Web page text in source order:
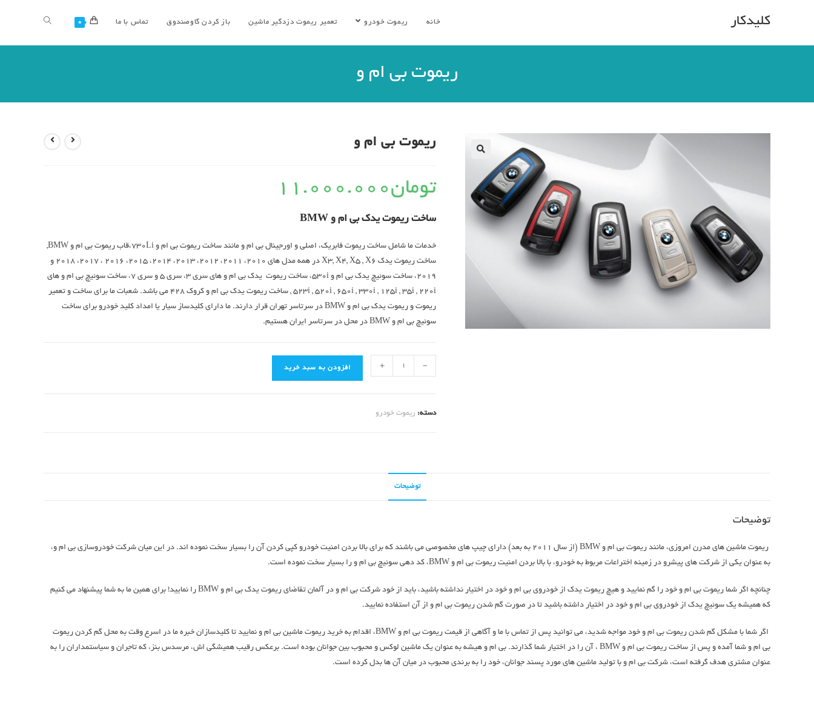
کلیدکار خانه ریموت خودرو تعمیر ریموت دزدگیر ماشین باز کردن گاوصندوق تماس با ما 0
ریموت بی ام و
ریموت بی ام و
تومان11.000.000
ساخت ریموت یدک بی ام و BMW
خدمات ما شامل ساخت ریموت فابریک، اصلی و اورجینال بی ام و مانند ساخت ریموت بی ام و 730Li،قاب ریموت بی ام و BMW,
ساخت ریموت یدک X3, X4, X5 , X6 در همه مدل های 2010، 2011، 2012، 2013، 2014، 2015، 2016 ، 2017، 2018 و
2019، ساخت سوئیچ یدک بی ام و 530i، ساخت ریموت یدک بی ام و های سری 3، سری 5 و سری 7، ساخت سوئیچ بی ام و های
523i , 520i , 650i , 330i , 125i , 35i , 220i , ساخت ریموت یدک بی ام و کروک 428 می باشد. شعبات ما برای ساخت و تعمیر
ریموت و ریموت یدک بی ام و BMW در سرتاسر تهران قرار دارند. ما دارای کلیدساز سیار یا امداد کلید خودرو برای ساخت
سوئیچ بی ام و BMW در محل در سرتاسر ایران هستیم.
-
+ افزودن به سبد خرید
دسته: ریموت خودرو
توضیحات
توضیحات
ریموت ماشین های مدرن امروزی، مانند ریموت بی ام و BMW (از سال 2011 به بعد) دارای چیپ های مخصوصی می باشند که برای بالا بردن امنیت خودرو کپی کردن آن را بسیار سخت نموده اند. در این میان شرکت خودروسازی بی ام و،
به عنوان یکی از شرکت های پیشرو در زمینه اختراعات مربوط به خودرو، با بالا بردن امنیت ریموت بی ام و BMW، کد دهی سوئیچ بی ام و را بسیار سخت نموده است.
چنانچه اگر شما ریموت بی ام و خود را گم نمایید و هیچ ریموت یدک از خودروی بی ام و خود در اختیار نداشته باشید، باید از خود شرکت بی ام و در آلمان تقاضای ریموت یدک بی ام و BMW را نمایید! برای همین ما به شما پیشنهاد می کنیم
که همیشه یک سوئیچ یدک از خودروی بی ام و خود در اختیار داشته باشید تا در صورت گم شدن ریموت بی ام و از آن استفاده نمایید.
اگر شما با مشکل گم شدن ریموت بی ام و خود مواجه شدید، می توانید پس از تماس با ما و آگاهی از قیمت ریموت بی ام و BMW، اقدام به خرید ریموت ماشین بی ام و نمایید تا کلیدسازان خبره ما در اسرع وقت به محل گم کردن ریموت
بی ام و شما آمده و پس از ساخت ریموت بی ام و BMW ، آن را در اختیار شما گذارند. بی ام و هیشه به عنوان یک ماشین لوکس و محبوب بین جوانان بوده است. برعکس رقیب همیشگی اش، مرسدس بنز، که تاجران و سیاستمداران را به
عنوان مشتری هدف گرفته است، شرکت بی ام و با تولید ماشین های مورد پسند جوانان، خود را به برندی محبوب در میان آن ها بدل کرده است.